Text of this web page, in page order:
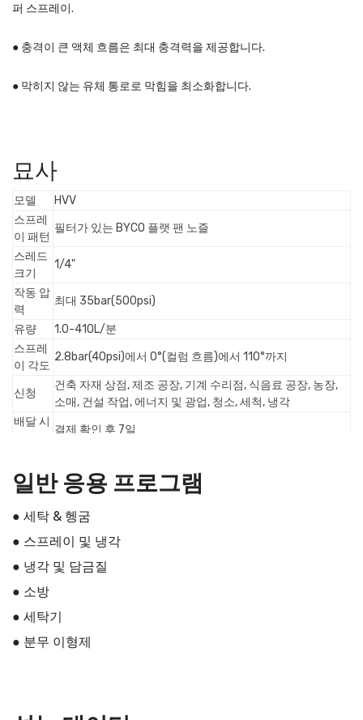
퍼 스프레이.
● 충격이 큰 액체 흐름은 최대 충격력을 제공합니다.
● 막히지 않는 유체 통로로 막힘을 최소화합니다.
묘사
모델
HVV
스프레
이 패턴
필터가 있는 BYCO 플랫 팬 노즐
스레드
크기
1/4"
작동 압
력
최대 35bar(500psi)
유량
1.0-410L/분
스프레
이 각도
2.8bar(40psi)에서 0°(컬럼 흐름)에서 110°까지
신청
건축 자재 상점, 제조 공장, 기계 수리점, 식음료 공장, 농장,
소매, 건설 작업, 에너지 및 광업, 청소, 세척, 냉각
배달 시
결제 확인 후 7일
일반 응용 프로그램
● 세탁 & 헹굼
● 스프레이 및 냉각
● 냉각 및 담금질
● 소방
● 세탁기
● 분무 이형제